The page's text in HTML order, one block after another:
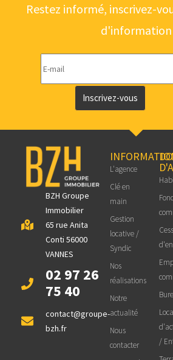
Restez informé, inscrivez-
d'information
Inscrivez-vous
BZH Groupe
Immobilier
65 rue Anita
Conti 56000
VANNES
02 97 26
75 40
contact@groupe-
bzh.fr
L'agence
Clé en
main
Gestion
locative /
Syndic
Nos
réalisations
Notre
actualité
Nous
contacter
/